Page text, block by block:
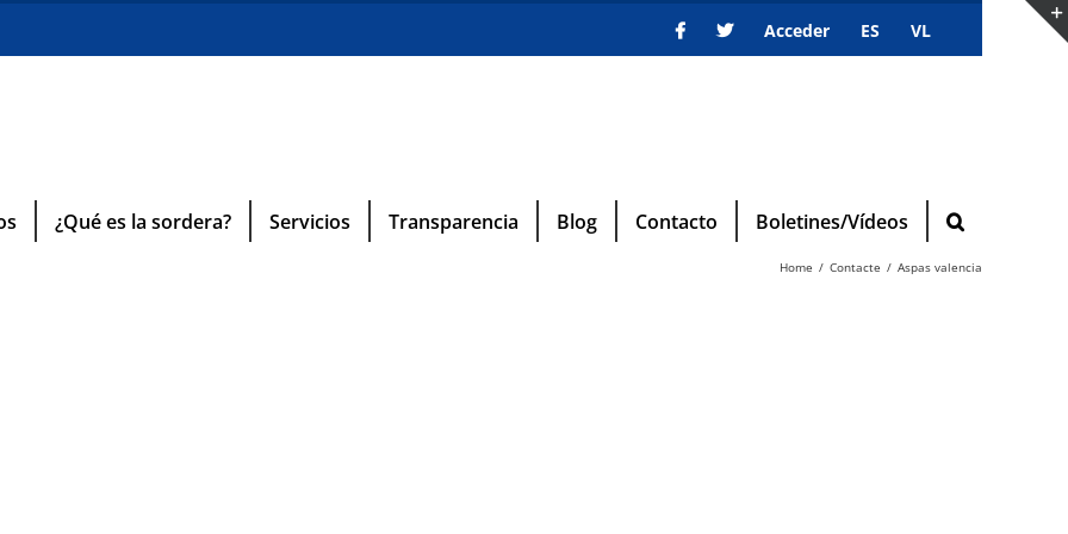
Acceder ES VL
¿Qué es la sordera? Servicios Transparencia Blog Contacto Boletines/Vídeos
Home Contacte Aspas valencia